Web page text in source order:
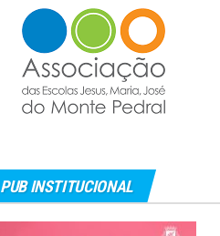
PUB INSTITUCIONAL